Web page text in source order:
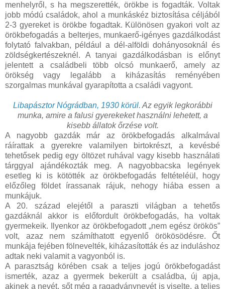
menhelyről, s ha megszerették, örökbe is fogadták. Voltak
jobb módú családok, ahol a munkáskéz biztosítása céljából
2-3 gyereket is örökbe fogadtak. Különösen gyakori volt az
örökbefogadás a belterjes, munkaerő-igényes gazdálkodást
folytató falvakban, például a dél-alföldi dohányosoknál és
zöldségkertészeknél. A tanyai gazdálkodásban is előnyt
jelentett a családbeli több olcsó munkaerő, amely az
örökség vagy legalább a kiházasítás reményében
szorgalmas munkával gyarapította a családi vagyont.
Libapásztor Nógrádban, 1930 körül.Az egyik legkorábbi
munka, amire a falusi gyerekeket használni lehetett, a
kisebb állatok őrzése volt.
A nagyobb gazdák már az örökbefogadás alkalmával
ráírattak a gyerekre valamilyen birtokrészt, a kevésbé
tehetősek pedig egy öltözet ruhával vagy kisebb használati
tárggyal ajándékozták meg. A nagyobbacska legények
esetleg ki is kötötték az örökbefogadás feltételéül, hogy
előzőleg földet írassanak rájuk, nehogy hiába essen a
munkájuk.
A 20. század elejétől a paraszti világban a tehetős
gazdáknál akkor is előfordult örökbefogadás, ha voltak
gyermekeik. Ilyenkor az örökbefogadott „nem egész örökös”
volt, azaz nem számíthatott egyenlő örökösödésre. Őt
munkája fejében fölnevelték, kiházasították és az induláshoz
adtak neki valamit a vagyonból is.
A parasztság körében csak a teljes jogú örökbefogadást
ismerték, azaz a gyermek bekerült a családba, új apja,
akinek a nevét, sőt még a ragadványnevét is viselte, a teljes